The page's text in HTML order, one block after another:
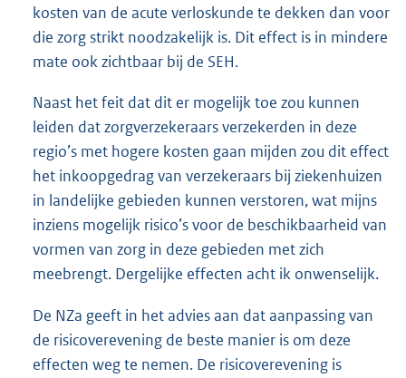
kosten van de acute verloskunde te dekken dan voor
die zorg strikt noodzakelijk is. Dit effect is in mindere
mate ook zichtbaar bij de SEH.
Naast het feit dat dit er mogelijk toe zou kunnen
leiden dat zorgverzekeraars verzekerden in deze
regio’s met hogere kosten gaan mijden zou dit effect
het inkoopgedrag van verzekeraars bij ziekenhuizen
in landelijke gebieden kunnen verstoren, wat mijns
inziens mogelijk risico’s voor de beschikbaarheid van
vormen van zorg in deze gebieden met zich
meebrengt. Dergelijke effecten acht ik onwenselijk.
De NZa geeft in het advies aan dat aanpassing van
de risicoverevening de beste manier is om deze
effecten weg te nemen. De risicoverevening is